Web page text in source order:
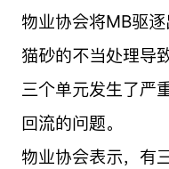
物业协会将MB驱逐
猫砂的不当处理导
三个单元发生了严
回流的问题。
物业协会表示，有